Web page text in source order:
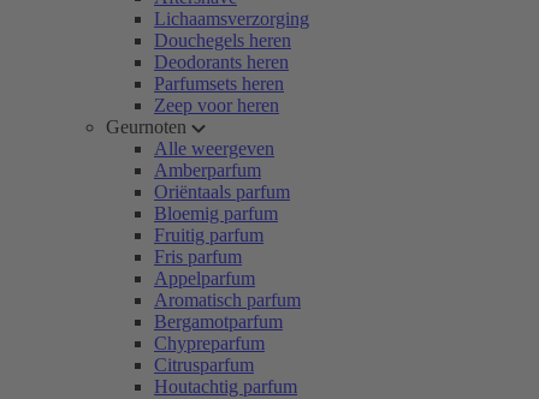
Lichaamsverzorging
Douchegels heren
Deodorants heren
Parfumsets heren
Zeep voor heren
Geurnoten
Alle weergeven
Amberparfum
Oriëntaals parfum
Bloemig parfum
Fruitig parfum
Fris parfum
Appelparfum
Aromatisch parfum
Bergamotparfum
Chypreparfum
Citrusparfum
Houtachtig parfum